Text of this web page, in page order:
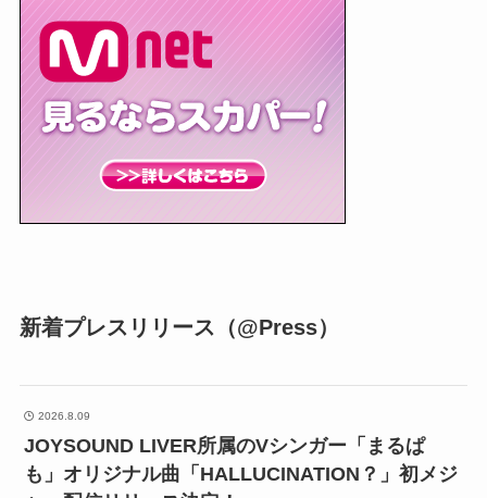
新着プレスリリース（@Press）
2026.8.09
JOYSOUND LIVER所属のVシンガー「まるぱ
も」オリジナル曲「HALLUCINATION？」初メジ